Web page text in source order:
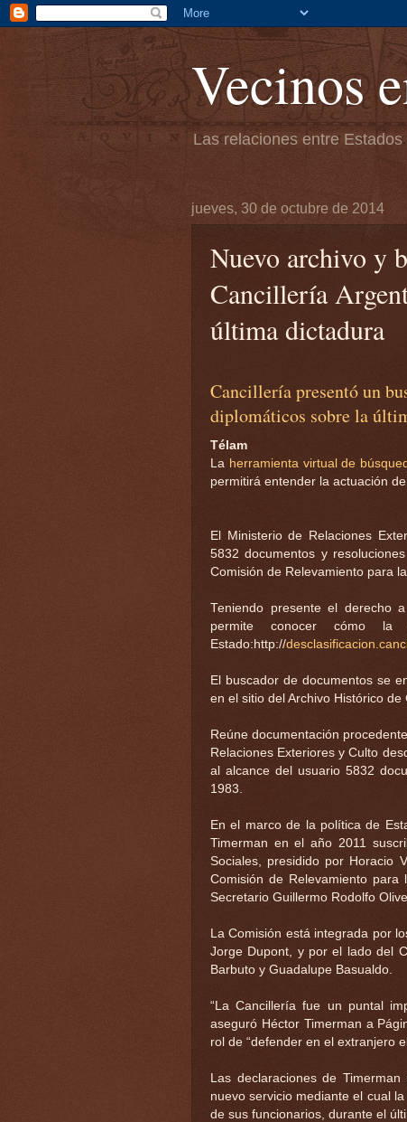
Vecinos
Las relaciones entre
jueves, 30 de octubre de 2014
Nuevo archivo y
Cancillería
última dictadura
Cancillería presentó un
diplomáticos sobre la
Télam
La herramienta virtual de
permitirá entender la actuación
El Ministerio de Relaciones
5832 documentos y
Comisión de Relevamiento para
Teniendo presente el derecho
permite conocer cómo
Estado:http://
El buscador de documentos se
en el sitio del Archivo Histórico de
Reúne documentación
Relaciones Exteriores y Culto
al alcance del usuario 5832
1983.
En el marco de la política de
Timerman en el año 2011
Sociales, presidido por Horacio
Comisión de Relevamiento
Secretario Guillermo Rodolfo
La Comisión está integrada por
Jorge Dupont, y por el lado del
Barbuto y Guadalupe Basualdo.
“La Cancillería fue un puntal
aseguró Héctor Timerman a
rol de “defender en el extranjero
Las declaraciones de
nuevo servicio mediante el cual
de sus funcionarios, durante el